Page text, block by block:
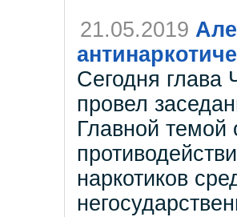
21.05.2019
Сегодня глава
провел
Главной
наркотиков